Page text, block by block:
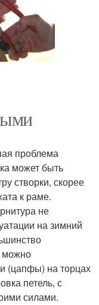
проблема
может быть
створки, скорее
к раме.
не
на зимний
можно
(цапфы) на торцах
петель, с
силами.